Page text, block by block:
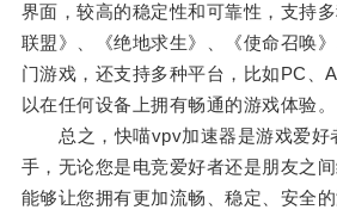
界面，较高的稳定性和可靠性，支持
联盟》、《绝地求生》、《使命召唤
门游戏，还支持多种平台，比如PC、
以在任何设备上拥有畅通的游戏体验。
总之，快喵vpv加速器是游戏爱好
手，无论您是电竞爱好者还是朋友之
能够让您拥有更加流畅、稳定、安全的